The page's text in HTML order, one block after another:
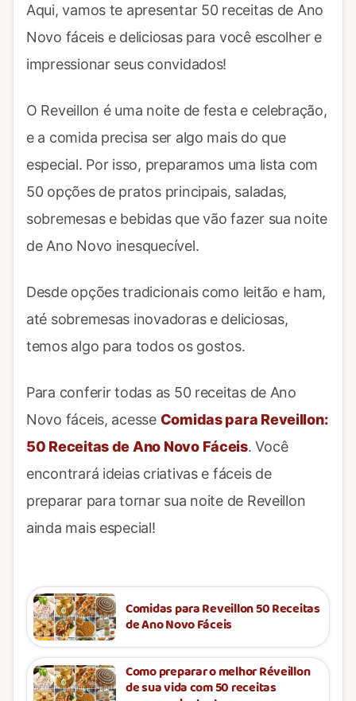
Aqui, vamos te apresentar 50 receitas de Ano
Novo fáceis e deliciosas para você escolher e
impressionar seus convidados!
O Reveillon é uma noite de festa e celebração,
e a comida precisa ser algo mais do que
especial. Por isso, preparamos uma lista com
50 opções de pratos principais, saladas,
sobremesas e bebidas que vão fazer sua noite
de Ano Novo inesquecível.
Desde opções tradicionais como leitão e ham,
até sobremesas inovadoras e deliciosas,
temos algo para todos os gostos.
Para conferir todas as 50 receitas de Ano
Novo fáceis, acesse Comidas para Reveillon:
50 Receitas de Ano Novo Fáceis. Você
encontrará ideias criativas e fáceis de
preparar para tornar sua noite de Reveillon
ainda mais especial!
Comidas para Reveillon 50 Receitas
de Ano Novo Fáceis
Como preparar o melhor Réveillon
de sua vida com 50 receitas